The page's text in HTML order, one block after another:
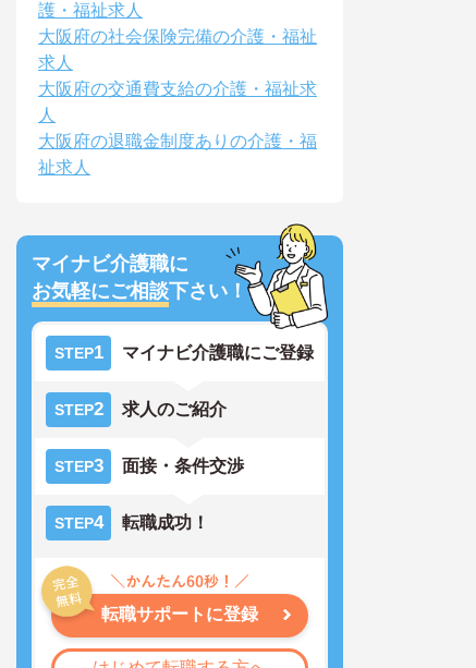
護・福祉求人
大阪府の社会保険完備の介護・福祉
求人
大阪府の交通費支給の介護・福祉求
人
大阪府の退職金制度ありの介護・福
祉求人
マイナビ介護職に
お気軽にご相談下さい！
STEP1 マイナビ介護職にご登録
STEP2 求人のご紹介
STEP3 面接・条件交渉
STEP4 転職成功！
転職サポートに登録